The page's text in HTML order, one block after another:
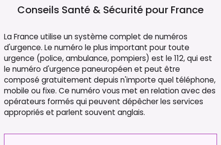
Conseils Santé & Sécurité pour France
La France utilise un système complet de numéros
d'urgence. Le numéro le plus important pour toute
urgence (police, ambulance, pompiers) est le 112, qui est
le numéro d'urgence paneuropéen et peut être
composé gratuitement depuis n'importe quel téléphone,
mobile ou fixe. Ce numéro vous met en relation avec des
opérateurs formés qui peuvent dépêcher les services
appropriés et parlent souvent anglais.